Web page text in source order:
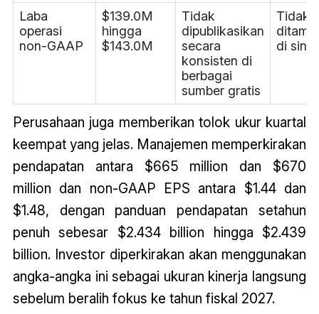
Laba
operasi
non-GAAP
$139.0M
hingga
$143.0M
Tidak
dipublikasikan
secara
konsisten di
berbagai
sumber gratis
Tidak
di sini
Perusahaan juga memberikan tolok ukur kuartal
keempat yang jelas. Manajemen memperkirakan
pendapatan antara $665 million dan $670
million dan non-GAAP EPS antara $1.44 dan
$1.48, dengan panduan pendapatan setahun
penuh sebesar $2.434 billion hingga $2.439
billion. Investor diperkirakan akan menggunakan
angka-angka ini sebagai ukuran kinerja langsung
sebelum beralih fokus ke tahun fiskal 2027.